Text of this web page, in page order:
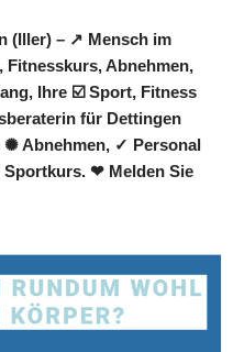
(Iller) – ↗️ Mensch im
Abnehmen,
Ihre ☑️ Sport, Fitness
für Dettingen
Abnehmen, ✓ Personal
❤ Melden Sie